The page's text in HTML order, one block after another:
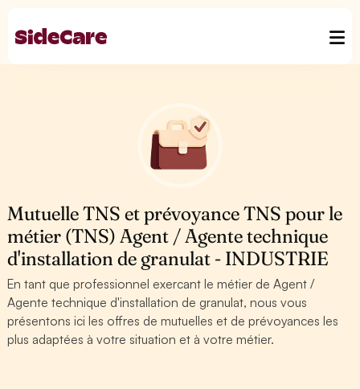
Mutuelle TNS et prévoyance TNS pour le
métier (TNS) Agent / Agente technique
d'installation de granulat - INDUSTRIE
En tant que professionnel exercant le métier de Agent /
Agente technique d'installation de granulat, nous vous
présentons ici les offres de mutuelles et de prévoyances les
plus adaptées à votre situation et à votre métier.